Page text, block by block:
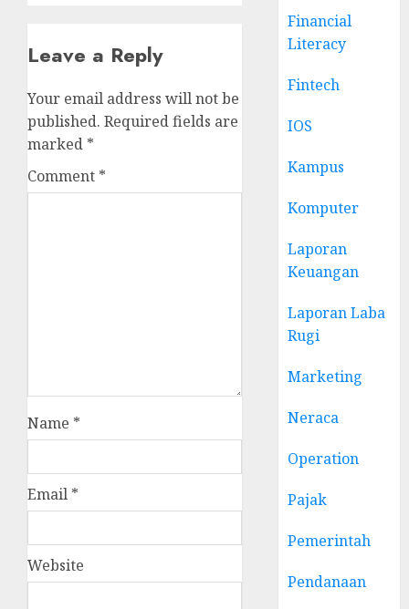
Leave a Reply
Your email address will not be
published. Required fields are
marked *
Comment *
Name *
Email *
Website
Financial
Literacy
Fintech
IOS
Kampus
Komputer
Laporan
Keuangan
Laporan Laba
Rugi
Marketing
Neraca
Operation
Pajak
Pemerintah
Pendanaan